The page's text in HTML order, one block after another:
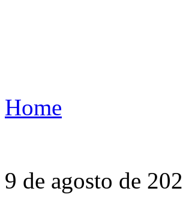
Home
9 de agosto de